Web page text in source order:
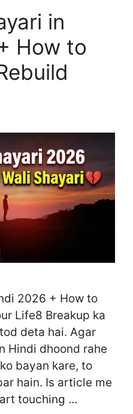
in
How to
2026 + How to
Life8 Breakup ka
deta hai. Agar
Hindi dhoond rahe
bayan kare, to
hain. Is article me
touching …